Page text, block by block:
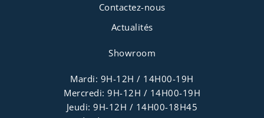
Contactez-nous
Actualités
Showroom
Mardi: 9H-12H / 14H00-19H
Mercredi: 9H-12H / 14H00-19H
Jeudi: 9H-12H / 14H00-18H45